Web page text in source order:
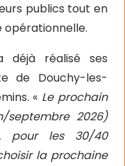
publics tout en
opérationnelle.
déjà réalisé ses
de Douchy-les-
« Le prochain
septembre 2026)
pour les 30/40
la prochaine